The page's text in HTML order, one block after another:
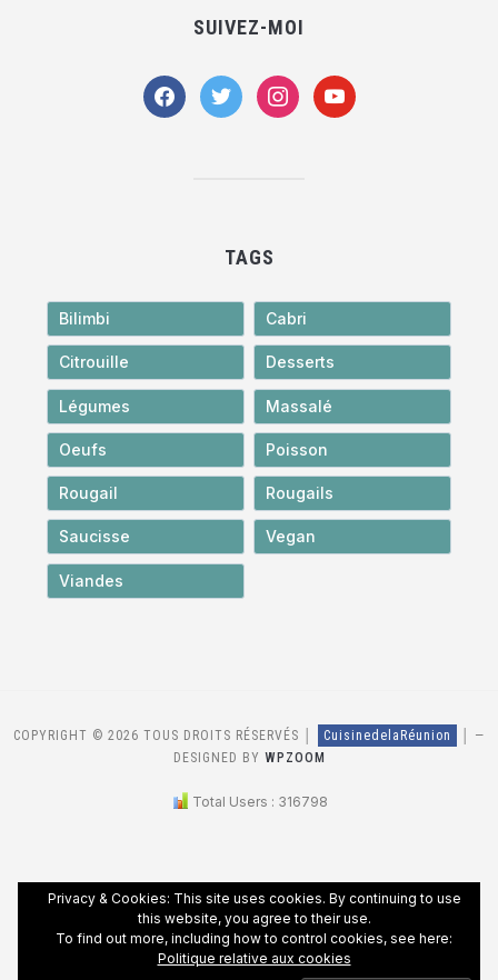
SUIVEZ-MOI
facebooktwitter instagramyoutube
TAGS
Bilimbi Cabri
Citrouille Desserts
Légumes Massalé
Oeufs Poisson
Rougail Rougails
Saucisse Vegan
Viandes
COPYRIGHT © 2026 TOUS DROITS RÉSERVÉS │ CuisinedelaRéunion
—
DESIGNED BY WPZOOM
Total Users : 316798
Privacy & Cookies: This site uses cookies. By continuing to use
this website, you agree to their use.
To find out more, including how to control cookies, see here:
Politique relative aux cookies